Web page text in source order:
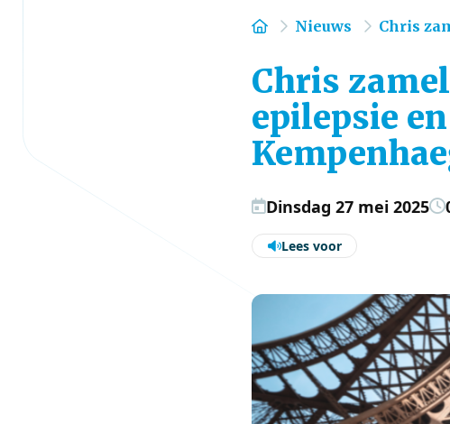
Home
Nieuws Chris
Chris
epilepsie
Dinsdag 27 mei 2025
Lees voor